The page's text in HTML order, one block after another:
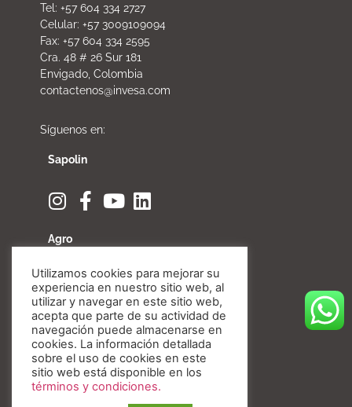
Tel: +57 604 334 2727
Celular: +57 3009109094
Fax: +57 604 334 2595
Cra. 48 # 26 Sur 181
Envigado, Colombia
contactenos@invesa.com
Síguenos en:
Sapolin
Agro
Fibratore
Utilizamos cookies para mejorar su
experiencia en nuestro sitio web, al
utilizar y navegar en este sitio web,
acepta que parte de su actividad de
navegación puede almacenarse en
cookies. La información detallada
sobre el uso de cookies en este
sitio web está disponible en los
términos y condiciones.